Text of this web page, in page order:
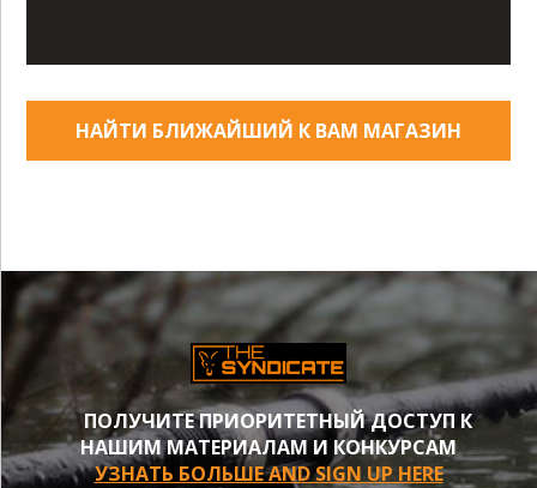
НАЙТИ БЛИЖАЙШИЙ К ВАМ МАГАЗИН
ПОЛУЧИТЕ ПРИОРИТЕТНЫЙ ДОСТУП К
НАШИМ МАТЕРИАЛАМ И КОНКУРСАМ
УЗНАТЬ БОЛЬШЕ AND SIGN UP HERE